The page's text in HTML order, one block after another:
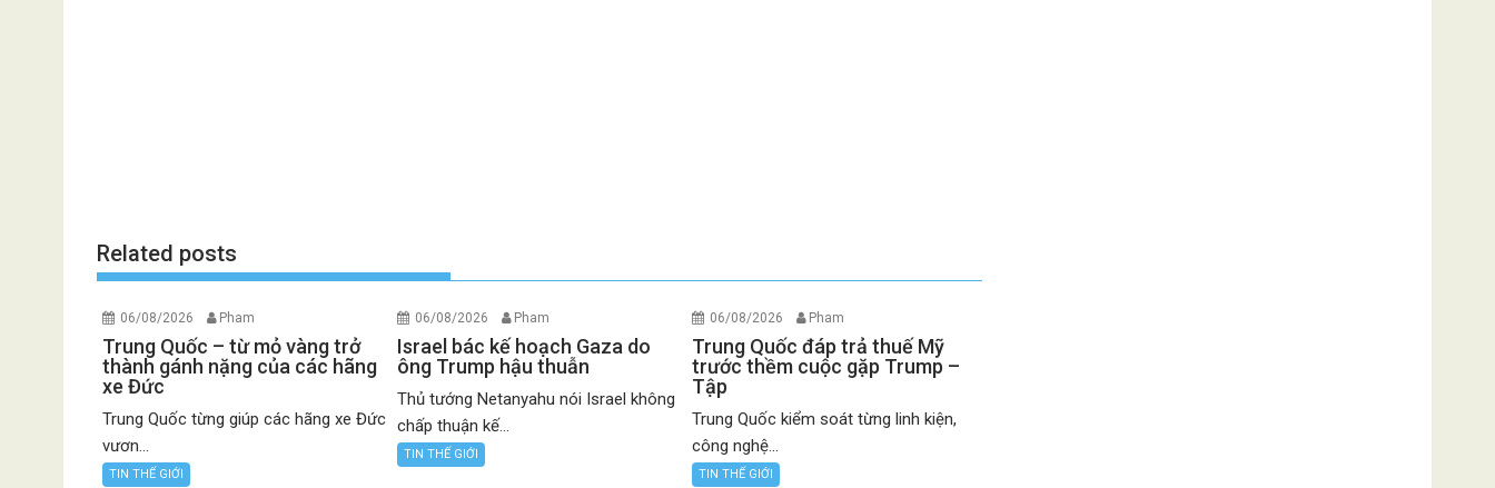
Related posts
06/08/2026 Pham
Trung Quốc – từ mỏ vàng trở
thành gánh nặng của các hãng
xe Đức
Trung Quốc từng giúp các hãng xe Đức
vươn...
TIN THẾ GIỚI
06/08/2026 Pham
Israel bác kế hoạch Gaza do
ông Trump hậu thuẫn
Thủ tướng Netanyahu nói Israel không
chấp thuận kế...
TIN THẾ GIỚI
06/08/2026 Pham
Trung Quốc đáp trả thuế Mỹ
trước thềm cuộc gặp Trump –
Tập
Trung Quốc kiểm soát từng linh kiện,
công nghệ...
TIN THẾ GIỚI